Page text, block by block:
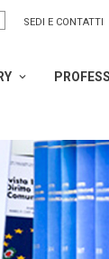
SEDI E CONTATTI